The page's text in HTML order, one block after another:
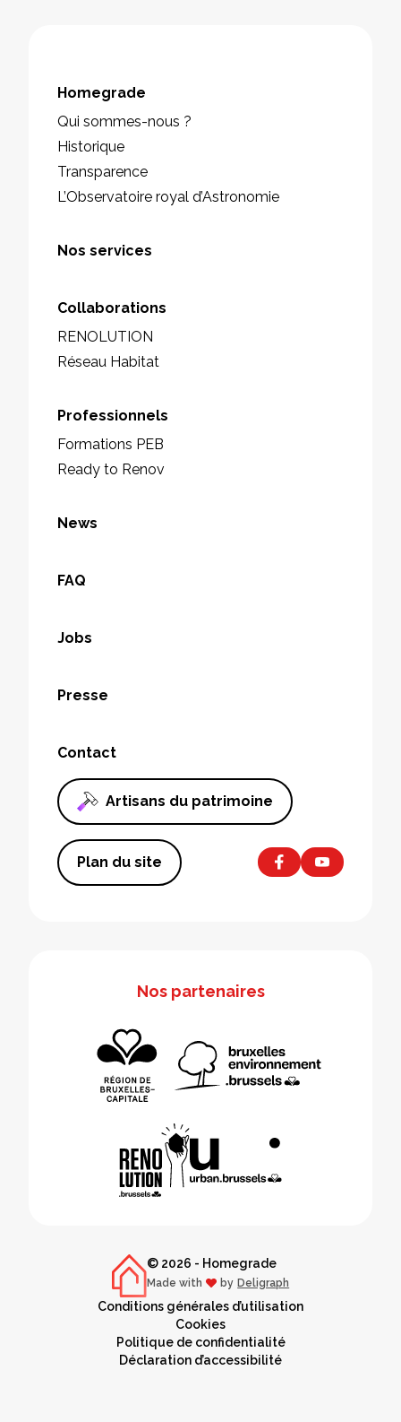
Homegrade
Qui sommes-nous ?
Historique
Transparence
L’Observatoire royal d’Astronomie
Nos services
Collaborations
RENOLUTION
Réseau Habitat
Professionnels
Formations PEB
Ready to Renov
News
FAQ
Jobs
Presse
Contact
Artisans du patrimoine
Plan du site
Nos partenaires
© 2026 - Homegrade
Made with love
by Deligraph
Conditions générales d’utilisation
Cookies
Politique de confidentialité
Déclaration d’accessibilité